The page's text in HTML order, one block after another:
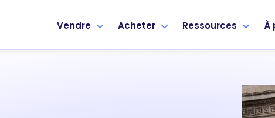
Vendre Acheter Ressources À